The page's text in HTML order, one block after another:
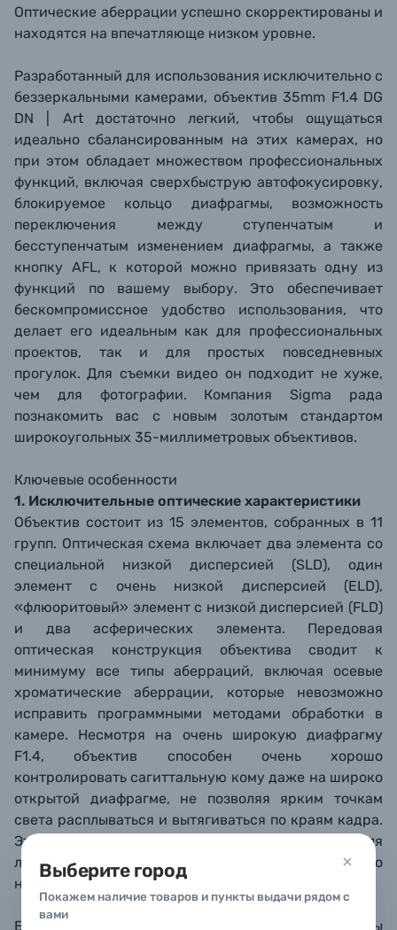
Выберите город
Покажем наличие товаров и пункты выдачи рядом с
вами
Оптические аберрации успешно скорректированы и
находятся на впечатляюще низком уровне.
Разработанный для использования исключительно с
беззеркальными камерами, объектив 35mm F1.4 DG
DN | Art достаточно легкий, чтобы ощущаться
идеально сбалансированным на этих камерах, но
при этом обладает множеством профессиональных
функций, включая сверхбыструю автофокусировку,
блокируемое кольцо диафрагмы, возможность
переключения между ступенчатым и
бесступенчатым изменением диафрагмы, а также
кнопку AFL, к которой можно привязать одну из
функций по вашему выбору. Это обеспечивает
бескомпромиссное удобство использования, что
делает его идеальным как для профессиональных
проектов, так и для простых повседневных
прогулок. Для съемки видео он подходит не хуже,
чем для фотографии. Компания Sigma рада
познакомить вас с новым золотым стандартом
широкоугольных 35-миллиметровых объективов.
Ключевые особенности
1. Исключительные оптические характеристики
Объектив состоит из 15 элементов, собранных в 11
групп. Оптическая схема включает два элемента со
специальной низкой дисперсией (SLD), один
элемент с очень низкой дисперсией (ELD),
«флюоритовый» элемент с низкой дисперсией (FLD)
и два асферических элемента. Передовая
оптическая конструкция объектива сводит к
минимуму все типы аберраций, включая осевые
хроматические аберрации, которые невозможно
исправить программными методами обработки в
камере. Несмотря на очень широкую диафрагму
F1.4, объектив способен очень хорошо
контролировать сагиттальную кому даже на широко
открытой диафрагме, не позволяя ярким точкам
света расплываться и вытягиваться по краям кадра.
Это делает объектив особенно привлекательным для
любителей ночного пейзажа и фотографий ночного
неба.
Благодаря 11 закругленным лепесткам диафрагмы